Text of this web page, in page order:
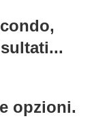
opzioni.